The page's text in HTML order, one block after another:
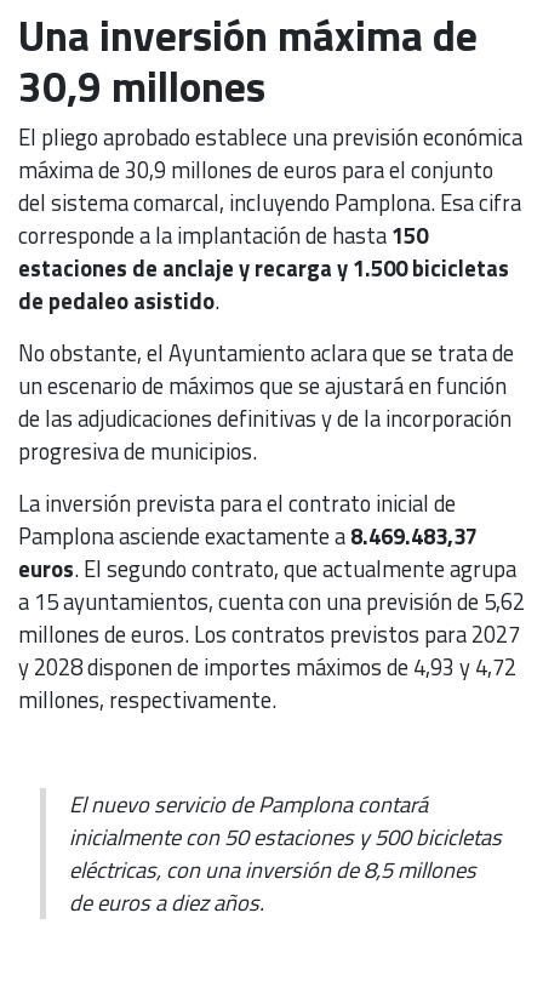
Una inversión máxima de
30,9 millones
El pliego aprobado establece una previsión económica
máxima de 30,9 millones de euros para el conjunto
del sistema comarcal, incluyendo Pamplona. Esa cifra
corresponde a la implantación de hasta150
estaciones de anclaje y recarga y 1.500 bicicletas
de pedaleo asistido.
No obstante, el Ayuntamiento aclara que se trata de
un escenario de máximos que se ajustará en función
de las adjudicaciones definitivas y de la incorporación
progresiva de municipios.
La inversión prevista para el contrato inicial de
Pamplona asciende exactamente a8.469.483,37
euros. El segundo contrato, que actualmente agrupa
a 15 ayuntamientos, cuenta con una previsión de 5,62
millones de euros. Los contratos previstos para 2027
y 2028 disponen de importes máximos de 4,93 y 4,72
millones, respectivamente.
El nuevo servicio de Pamplona contará
inicialmente con 50 estaciones y 500 bicicletas
eléctricas, con una inversión de 8,5 millones
de euros a diez años.